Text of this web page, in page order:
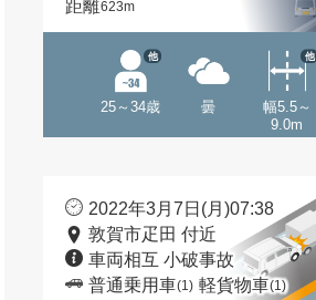
距離623m
25～34歳
他
曇
幅5.5～
9.0m
他
2022年3月7日(月)07:38
敦賀市疋田 付近
車両相互 小破事故
普通乗用車(1) 軽貨物車(1)